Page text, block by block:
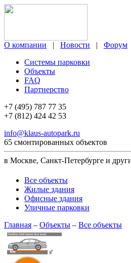
О компании | Новости | Форум
Системы парковки
Объекты
FAQ
Партнерство
+7 (495) 787 77 35
+7 (812) 424 42 53
info@klaus-autopark.ru
65 смонтированных объектов
в Москве, Санкт-Петербурге и
Все объекты
Жилые здания
Офисные здания
Уличные парковки
Главная – Объекты – Все объекты